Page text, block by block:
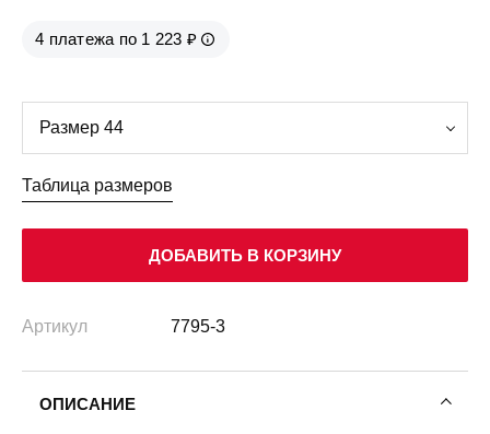
4 платежа по 1 223 ₽
Таблица размеров
ДОБАВИТЬ В КОРЗИНУ
Артикул 7795-3
ОПИСАНИЕ